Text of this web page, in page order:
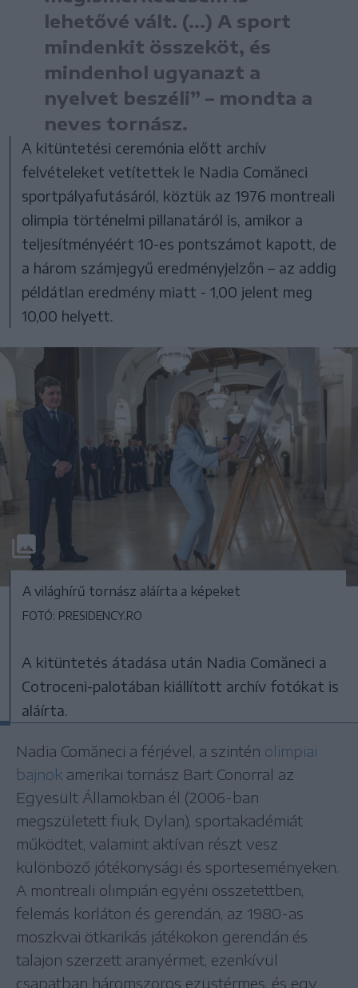
lehetővé vált. (...) A sport
mindenkit összeköt, és
mindenhol ugyanazt a
nyelvet beszéli” – mondta a
neves tornász.
A kitüntetési ceremónia előtt archív
felvételeket vetítettek le Nadia Comăneci
sportpályafutásáról, köztük az 1976 montreali
olimpia történelmi pillanatáról is, amikor a
teljesítményéért 10-es pontszámot kapott, de
a három számjegyű eredményjelzőn – az addig
példátlan eredmény miatt - 1,00 jelent meg
10,00 helyett.
A világhírű tornász aláírta a képeket
FOTÓ: PRESIDENCY.RO
A kitüntetés átadása után Nadia Comăneci a
Cotroceni-palotában kiállított archív fotókat is
aláírta.
Nadia Comăneci a férjével, a szintén olimpiai
bajnok amerikai tornász Bart Conorral az
Egyesült Államokban él (2006-ban
megszületett fiuk, Dylan), sportakadémiát
működtet, valamint aktívan részt vesz
különböző jótékonysági és sporteseményeken.
A montreali olimpián egyéni összetettben,
felemás korláton és gerendán, az 1980-as
moszkvai ötkarikás játékokon gerendán és
talajon szerzett aranyérmet, ezenkívül
csapatban háromszoros ezüstérmes, és egy